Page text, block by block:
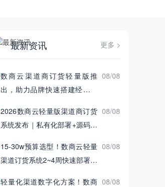
最新资讯 更多 >
数商云渠道商订货轻量版推
出，助力品牌快速搭建经销商
08/08
2026数商云轻量版渠道商订货
系统发布｜私有化部署+源码交
08/08
15‑30w预算选型！数商云轻量
渠道订货系统2~4周快速部署上
08/08
轻量化渠道数字化方案！数商 08/08